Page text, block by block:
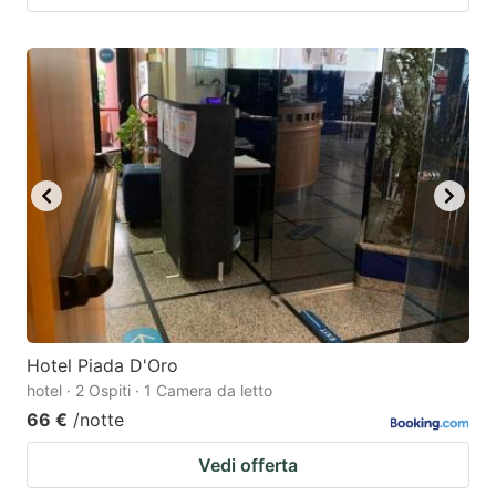
Hotel Piada D'Oro
hotel · 2 Ospiti · 1 Camera da letto
66 € /notte
Vedi offerta